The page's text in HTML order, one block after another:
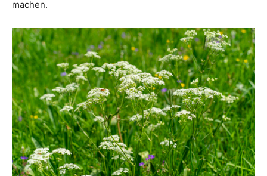
machen.